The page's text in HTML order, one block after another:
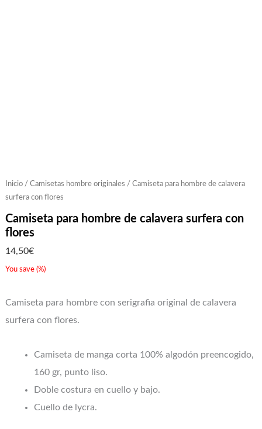
Inicio/ Camisetas hombre originales / Camiseta para hombre de calavera
surfera con flores
Camiseta para hombre de calavera surfera con
flores
14,50€
You save (%)
Camiseta para hombre con serigrafia original de calavera
surfera con flores.
Camiseta de manga corta 100% algodón preencogido,
160 gr, punto liso.
Doble costura en cuello y bajo.
Cuello de lycra.